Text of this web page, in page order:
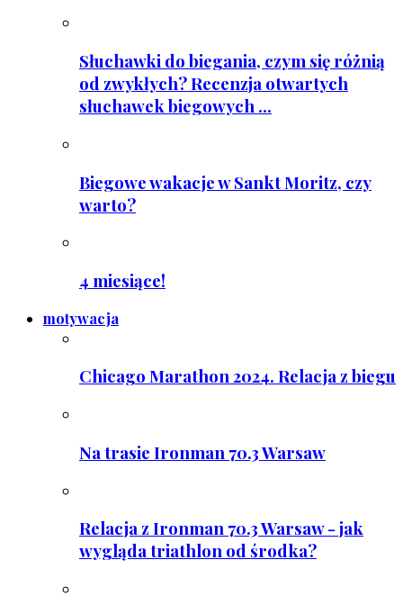
Słuchawki do biegania, czym się różnią
od zwykłych? Recenzja otwartych
słuchawek biegowych ...
Biegowe wakacje w Sankt Moritz, czy
warto?
4 miesiące!
motywacja
Chicago Marathon 2024. Relacja z biegu
Na trasie Ironman 70.3 Warsaw
Relacja z Ironman 70.3 Warsaw - jak
wygląda triathlon od środka?